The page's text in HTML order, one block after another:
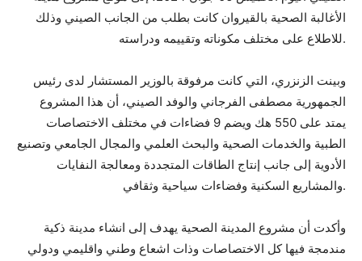
الأغالبة الصحية بالقيروان كانت بطلب من الجانب الصيني وذلك
للاطلاع على مختلف مكوناته وتقييمه ودراسته.
وبينت الزنزري، التي كانت مرفوقة بالوزير المستشار لدى رئيس
الجمهورية مصطفى الفرجاني والوفد الصيني، أن هذا المشروع
يمتد على 550 هك ويضم 9 فضاءات في مختلف الاختصاصات
الطبية والخدمات الصحية والبحث العلمي والمجال الجامعي وتصنيع
الأدوية إلى جانب إنتاج الطاقات المتجددة ومعالجة النفايات
والمشاريع السكنية وفضاءات سياحية وثقافي.
وأكدت أن مشروع المدينة الصحية يهدف إلى انشاء مدينة ذكية
مندمجة فيها كل الاختصاصات وذات اشعاع وطني واقليمي ودولي